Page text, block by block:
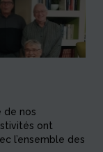
de nos
ont
l’ensemble des